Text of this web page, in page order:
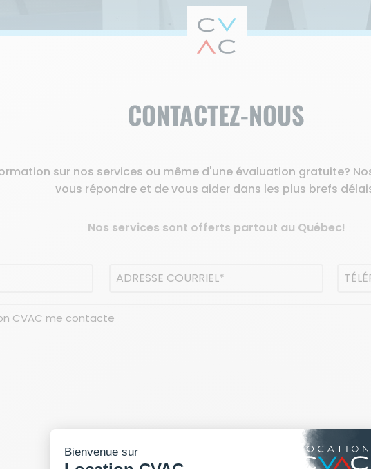
CONTACTEZ-NOUS
sur nos services ou même d'une évaluation gratuite?
vous répondre et de vous aider dans les plus brefs
Nos services sont offerts partout au Québec!
Adresse